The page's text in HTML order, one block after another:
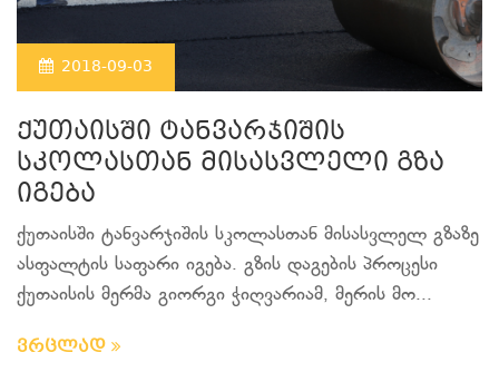
2018-09-03
ქუთაისში ტანვარჯიშის
სკოლასთან მისასვლელი გზა
იგება
ქუთაისში ტანვარჯიშის სკოლასთან მისასვლელ გზაზე
ასფალტის საფარი იგება. გზის დაგების პროცესი
ქუთაისის მერმა გიორგი ჭიღვარიამ, მერის მო...
ვრცლად